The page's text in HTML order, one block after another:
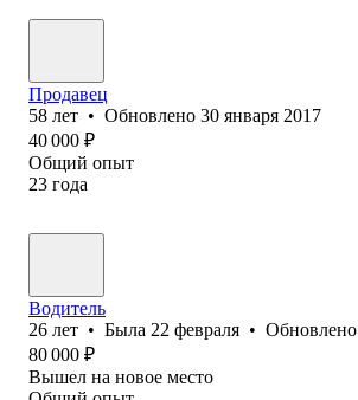
Продавец
58 лет • Обновлено 30 января 2017
40 000 ₽
Общий опыт
23 года
Водитель
26 лет • Была 22 февраля • Обновлено
80 000 ₽
Вышел на новое место